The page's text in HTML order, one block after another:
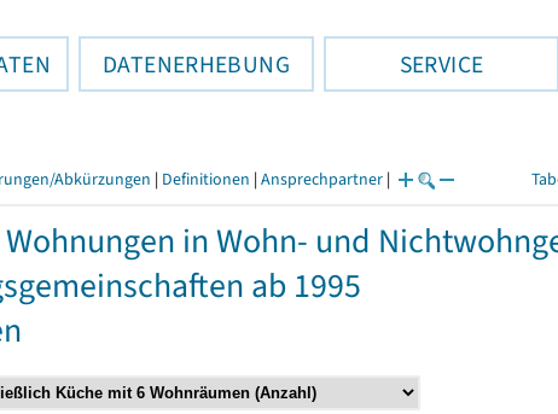
DATENERHEBUNG SERVICE
Abkürzungen | Definitionen | Ansprechpartner |
Wohnungen in Wohn- und
ab 1995